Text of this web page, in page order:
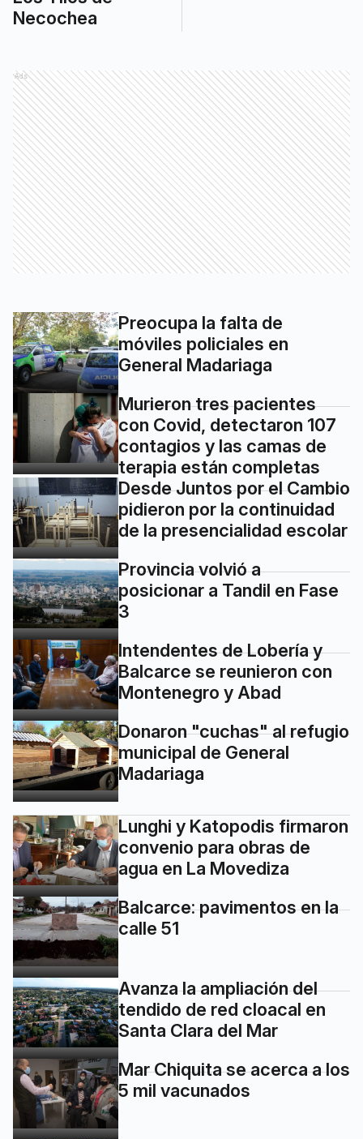
Necochea
Ads
Preocupa la falta de
móviles policiales en
General Madariaga
Murieron tres pacientes
con Covid, detectaron 107
contagios y las camas de
terapia están completas
Desde Juntos por el Cambio
pidieron por la continuidad
de la presencialidad escolar
Provincia volvió a
posicionar a Tandil en Fase
3
Intendentes de Lobería y
Balcarce se reunieron con
Montenegro y Abad
Donaron "cuchas" al refugio
municipal de General
Madariaga
Lunghi y Katopodis firmaron
convenio para obras de
agua en La Movediza
Balcarce: pavimentos en la
calle 51
Avanza la ampliación del
tendido de red cloacal en
Santa Clara del Mar
Mar Chiquita se acerca a los
5 mil vacunados